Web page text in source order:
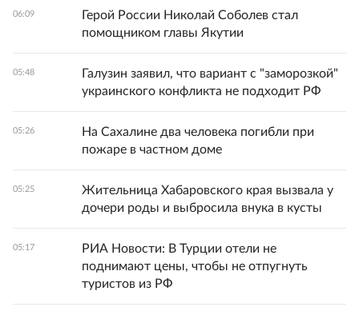
06:09
Герой России Николай Соболев стал
помощником главы Якутии
05:48
Галузин заявил, что вариант с "заморозкой"
украинского конфликта не подходит РФ
05:26
На Сахалине два человека погибли при
пожаре в частном доме
05:25
Жительница Хабаровского края вызвала у
дочери роды и выбросила внука в кусты
05:17
РИА Новости: В Турции отели не
поднимают цены, чтобы не отпугнуть
туристов из РФ